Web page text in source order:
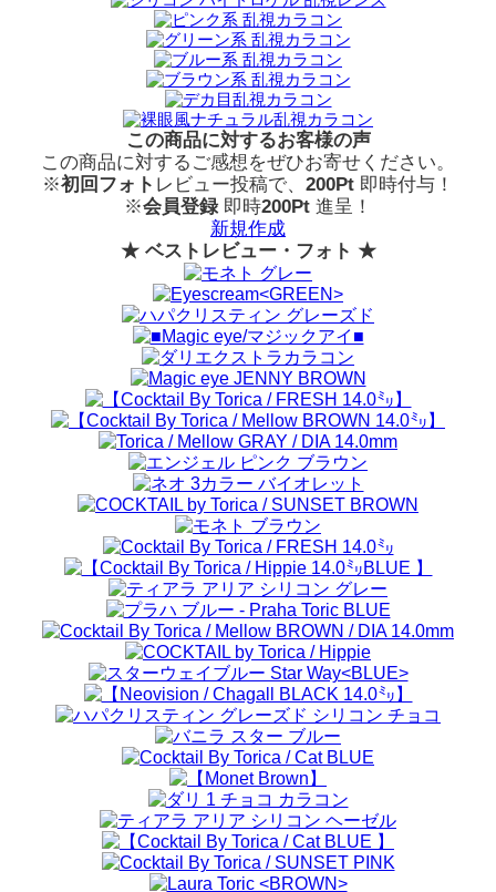
この商品に対するお客様の声
この商品に対するご感想をぜひお寄せください。
※初回フォト レビュー投稿で、 200Pt 即時付与！
※会員登録即時200Pt 進呈！
新規作成
★ ベストレビュー・フォト ★